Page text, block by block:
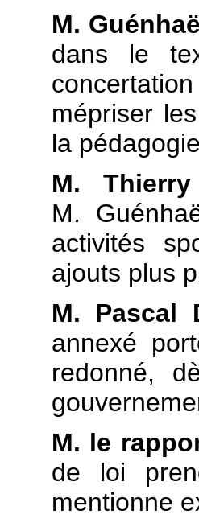
M.
dans le
mépriser
la
M.
M.
activités
ajouts plus
M. Pascal
annexé
redonné,
M. le
de loi
mentionne